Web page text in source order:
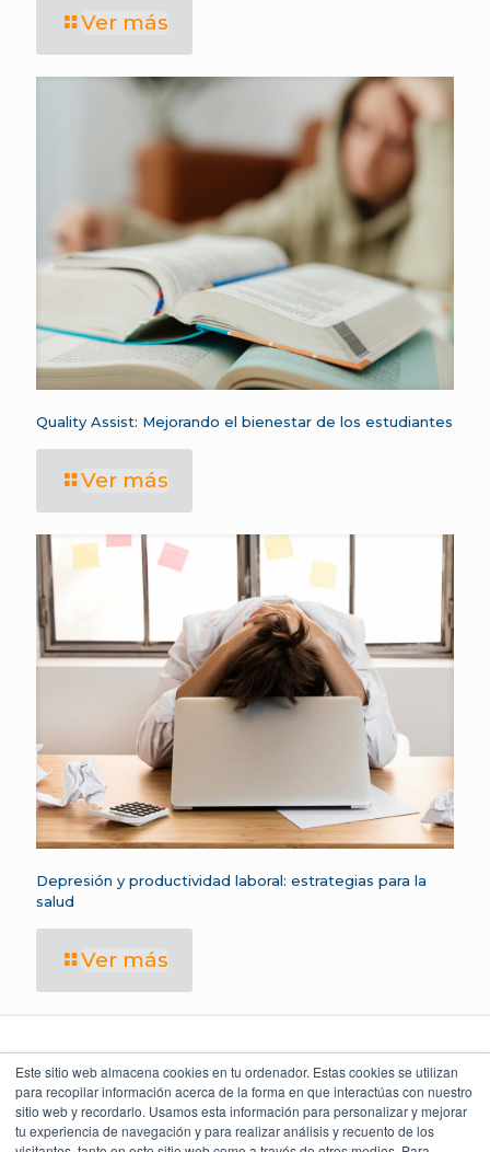
Este sitio web almacena cookies en tu ordenador. Estas cookies se utilizan
para recopilar información acerca de la forma en que interactúas con nuestro
sitio web y recordarlo. Usamos esta información para personalizar y mejorar
tu experiencia de navegación y para realizar análisis y recuento de los
Ver más
Quality Assist: Mejorando el bienestar de los estudiantes
Ver más
Depresión y productividad laboral: estrategias para la
salud
Ver más
LEGAL Y POLÍTICAS
Aviso Legal
Aviso de Privacidad
NUESTROS CLIENTES
4.9
Torre Índigo
Av. Paseo de la Reforma 373